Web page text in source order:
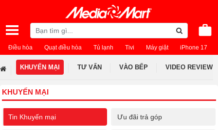
Điều hòa Quạt điều hòa Tủ lạnh Tivi Máy giặt iPhone 17
KHUYẾN MẠI TƯ VẤN VÀO BẾP VIDEO REVIEW
KHUYẾN MẠI
Tin Khuyến mại Ưu đãi trả góp